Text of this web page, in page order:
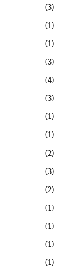
(3)
(1)
(1)
(3)
(4)
(3)
(1)
(1)
(2)
(3)
(2)
(1)
(1)
(1)
(1)